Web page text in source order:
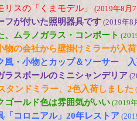
リスの「くまモデル」 (2019年8月
フが付いた照明器具です (2019年8
、ムラノガラス・コンポート
物の会社から壁掛けミラーが入荷
風・小物とカップ＆ソーサー
ラスボールのミニシャンデリア
タンドミラー、2色入荷しました
ゴールド色は雰囲気がいい (2019
「コロニアル」20年レストア